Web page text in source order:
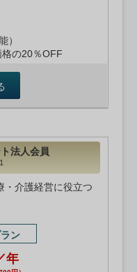
）
の20％OFF
法人会員
・介護経営に役立つ
ン
年